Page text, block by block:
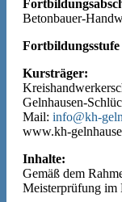
Betonbauer-
Kursträger:
Gelnhausen-
Mail: info@kh-
www.kh-
Inhalte:
Gemäß dem
Meisterprüfung im